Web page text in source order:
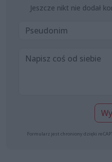
Jeszcze nikt nie dodał
Formularz jest chroniony dzięki